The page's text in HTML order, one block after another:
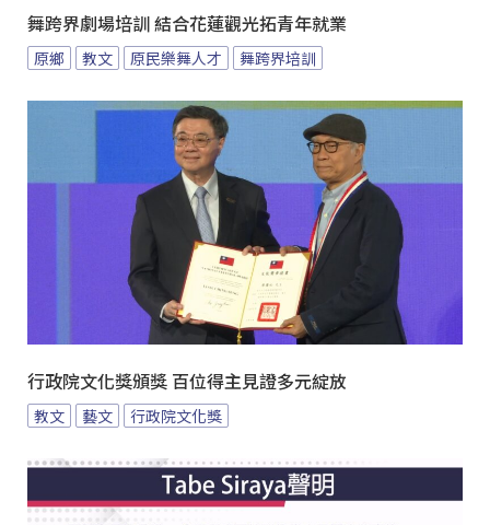
舞跨界劇場培訓 結合花蓮觀光拓青年就業
原鄉 教文 原民樂舞人才 舞跨界培訓
行政院文化獎頒獎 百位得主見證多元綻放
教文 藝文 行政院文化獎